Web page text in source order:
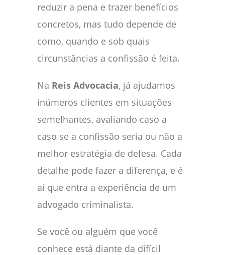
reduzir a pena e trazer benefícios
concretos, mas tudo depende de
como, quando e sob quais
circunstâncias a confissão é feita.
Na Reis Advocacia, já ajudamos
inúmeros clientes em situações
semelhantes, avaliando caso a
caso se a confissão seria ou não a
melhor estratégia de defesa. Cada
detalhe pode fazer a diferença, e é
aí que entra a experiência de um
advogado criminalista.
Se você ou alguém que você
conhece está diante da difícil